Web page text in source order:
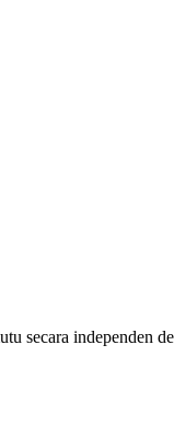
secara independen